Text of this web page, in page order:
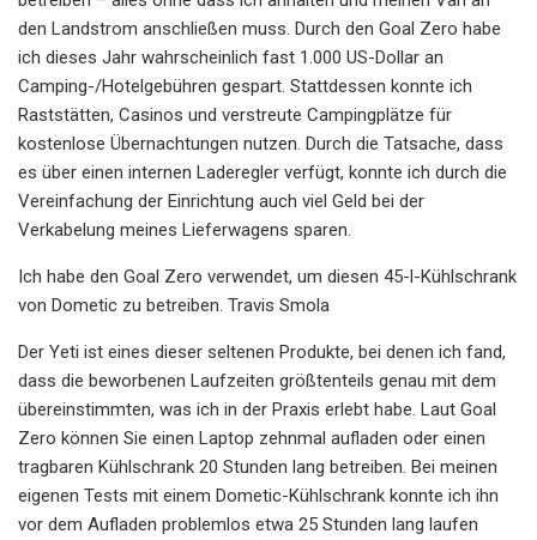
den Landstrom anschließen muss. Durch den Goal Zero habe
ich dieses Jahr wahrscheinlich fast 1.000 US-Dollar an
Camping-/Hotelgebühren gespart. Stattdessen konnte ich
Raststätten, Casinos und verstreute Campingplätze für
kostenlose Übernachtungen nutzen. Durch die Tatsache, dass
es über einen internen Laderegler verfügt, konnte ich durch die
Vereinfachung der Einrichtung auch viel Geld bei der
Verkabelung meines Lieferwagens sparen.
Ich habe den Goal Zero verwendet, um diesen 45-l-Kühlschrank
von Dometic zu betreiben. Travis Smola
Der Yeti ist eines dieser seltenen Produkte, bei denen ich fand,
dass die beworbenen Laufzeiten größtenteils genau mit dem
übereinstimmten, was ich in der Praxis erlebt habe. Laut Goal
Zero können Sie einen Laptop zehnmal aufladen oder einen
tragbaren Kühlschrank 20 Stunden lang betreiben. Bei meinen
eigenen Tests mit einem Dometic-Kühlschrank konnte ich ihn
vor dem Aufladen problemlos etwa 25 Stunden lang laufen